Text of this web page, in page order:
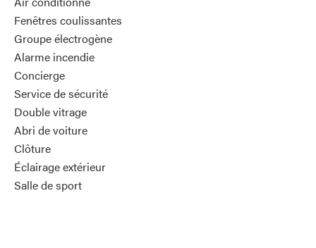
Fenêtres coulissantes
Groupe électrogène
Alarme incendie
Concierge
Service de sécurité
Double vitrage
Abri de voiture
Clôture
Éclairage extérieur
Salle de sport